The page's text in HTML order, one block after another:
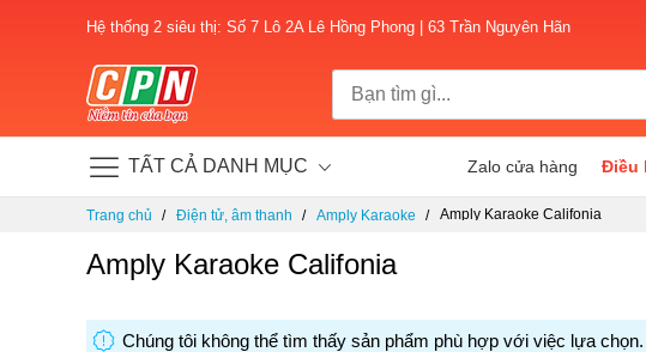
Hệ thống 2 siêu thị: Số 7 Lô 2A Lê Hồng Phong | 63 Trần Nguyên Hãn
TẤT CẢ DANH MỤC Zalo cửa hàng Điều
Trang chủ Điện tử, âm thanh Amply Karaoke Amply Karaoke Califonia
Amply Karaoke Califonia
Chúng tôi không thể tìm thấy sản phẩm phù hợp với việc lựa chọn.